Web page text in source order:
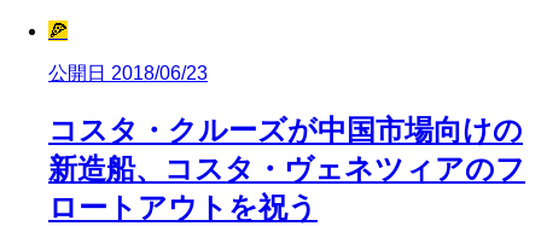
🍕
公開日 2018/06/23
コスタ・クルーズが中国市場向けの
新造船、コスタ・ヴェネツィアのフ
ロートアウトを祝う